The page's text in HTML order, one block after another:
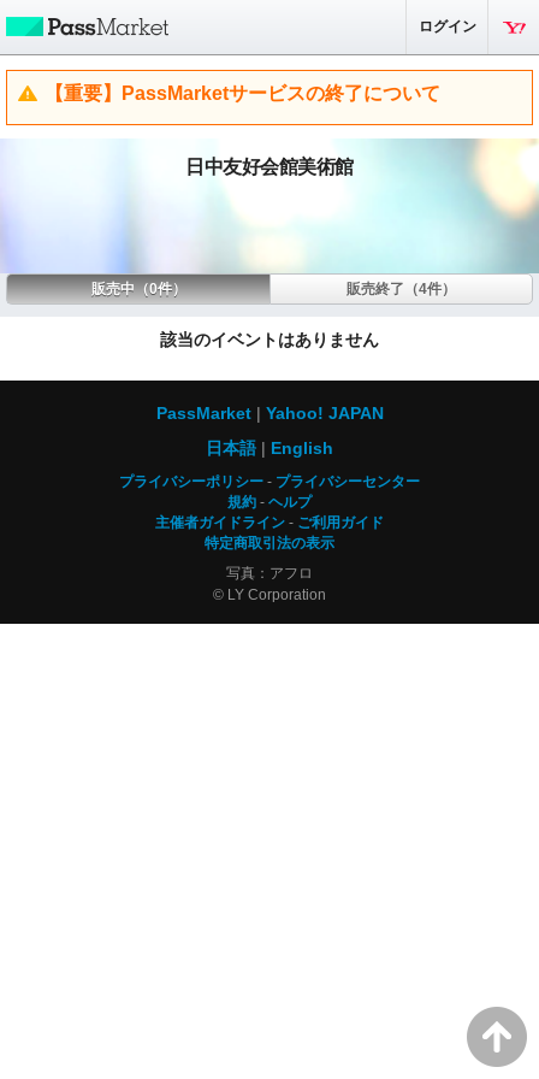
ログイン
【重要】PassMarketサービスの終了について
日中友好会館美術館
販売中（0件） 販売終了（4件）
該当のイベントはありません
PassMarket
Yahoo! JAPAN
日本語
English
プライバシーポリシー
プライバシーセンター
規約
ヘルプ
主催者ガイドライン
ご利用ガイド
特定商取引法の表示
写真：アフロ
© LY Corporation